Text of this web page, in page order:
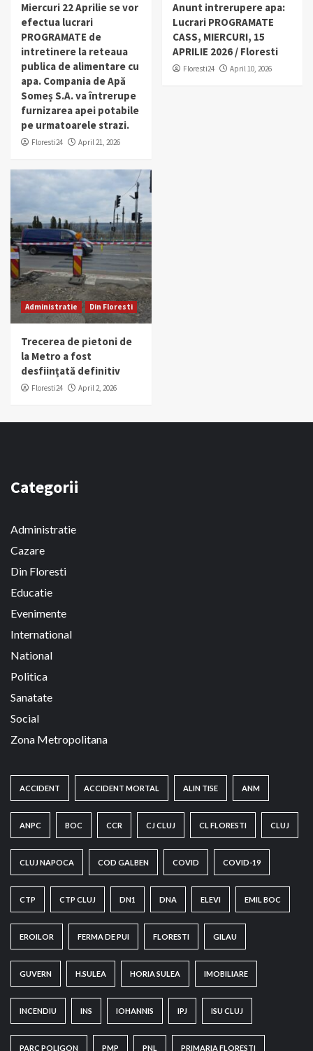
Miercuri 22 Aprilie se vor
efectua lucrari
PROGRAMATE de
intretinere la reteaua
publica de alimentare cu
apa. Compania de Apă
Someș S.A. va întrerupe
furnizarea apei potabile
pe urmatoarele strazi.
Floresti24 April 21, 2026
Anunt intrerupere apa:
Lucrari PROGRAMATE
CASS, MIERCURI, 15
APRILIE 2026 / Floresti
Floresti24 April 10, 2026
Administratie Din Floresti
Trecerea de pietoni de
la Metro a fost
desființată definitiv
Floresti24 April 2, 2026
Categorii
Administratie
Cazare
Din Floresti
Educatie
Evenimente
International
National
Politica
Sanatate
Social
Zona Metropolitana
ACCIDENT ACCIDENT MORTAL ALIN TISE ANM
ANPC BOC CCR CJ CLUJ CL FLORESTI CLUJ
CLUJ NAPOCA COD GALBEN COVID COVID-19
CTP CTP CLUJ DN1 DNA ELEVI EMIL BOC
EROILOR FERMA DE PUI FLORESTI GILAU
GUVERN H.SULEA HORIA SULEA IMOBILIARE
INCENDIU INS IOHANNIS IPJ ISU CLUJ
PARC POLIGON PMP PNL PRIMARIA FLORESTI